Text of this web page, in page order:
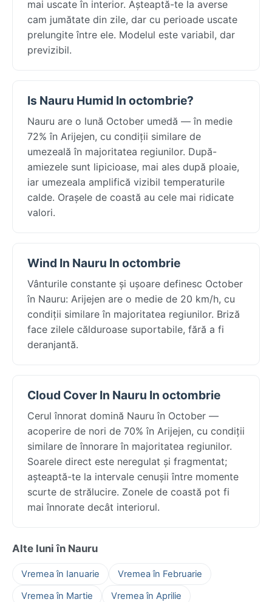
mai uscate în interior. Așteaptă-te la averse
cam jumătate din zile, dar cu perioade uscate
prelungite între ele. Modelul este variabil, dar
previzibil.
Is Nauru Humid In octombrie?
Nauru are o lună October umedă — în medie
72% în Arijejen, cu condiții similare de
umezeală în majoritatea regiunilor. După-
amiezele sunt lipicioase, mai ales după ploaie,
iar umezeala amplifică vizibil temperaturile
calde. Orașele de coastă au cele mai ridicate
valori.
Wind In Nauru In octombrie
Vânturile constante și ușoare definesc October
în Nauru: Arijejen are o medie de 20 km/h, cu
condiții similare în majoritatea regiunilor. Briză
face zilele călduroase suportabile, fără a fi
deranjantă.
Cloud Cover In Nauru In octombrie
Cerul înnorat domină Nauru în October —
acoperire de nori de 70% în Arijejen, cu condiții
similare de înnorare în majoritatea regiunilor.
Soarele direct este neregulat și fragmentat;
așteaptă-te la intervale cenușii între momente
scurte de strălucire. Zonele de coastă pot fi
mai înnorate decât interiorul.
Alte luni în Nauru
Vremea în Ianuarie
Vremea în Februarie
Vremea în Martie
Vremea în Aprilie